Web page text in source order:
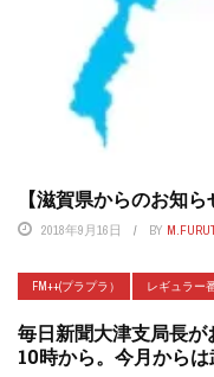
【滋賀県からのお知
2018年9月16日 BY
FM++(プラプラ） レギュラー
毎日新聞大津支局長
10時から。今月からは